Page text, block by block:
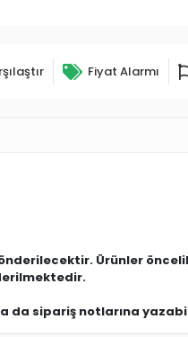
Fiyat Alarmı
Ürünler
da sipariş notlarına